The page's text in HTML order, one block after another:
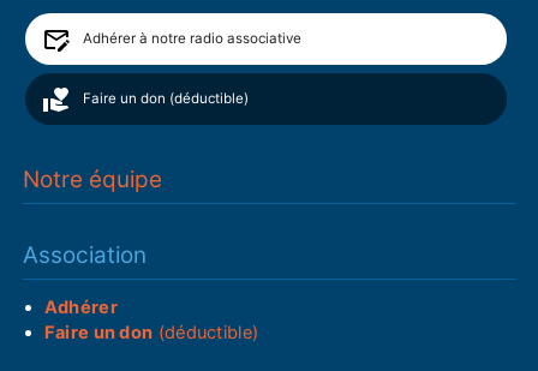
Adhérer à notre radio associative
Faire un don (déductible)
Notre équipe
Association
Adhérer
Faire un don (déductible)